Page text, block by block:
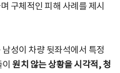
구체적인 피해 사례를 제시
성이 차량 뒷좌석에서 특정
원치 않는 상황을 시각적, 청